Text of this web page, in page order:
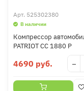
Арт. 525302380
В наличии
Компрессор
PATRIOT CC 1880 P
4690 руб. −